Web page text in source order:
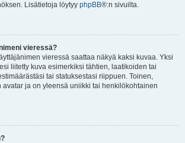
Lisätietoja löytyy phpBB®:n sivuilta.
vieressä?
vieressä saattaa näkyä kaksi kuvaa. Yksi
liitetty kuva esimerkiksi tähtien, laatikoiden tai
tai statuksestasi riippuen. Toinen,
avatar ja on yleensä uniikki tai henkilökohtainen